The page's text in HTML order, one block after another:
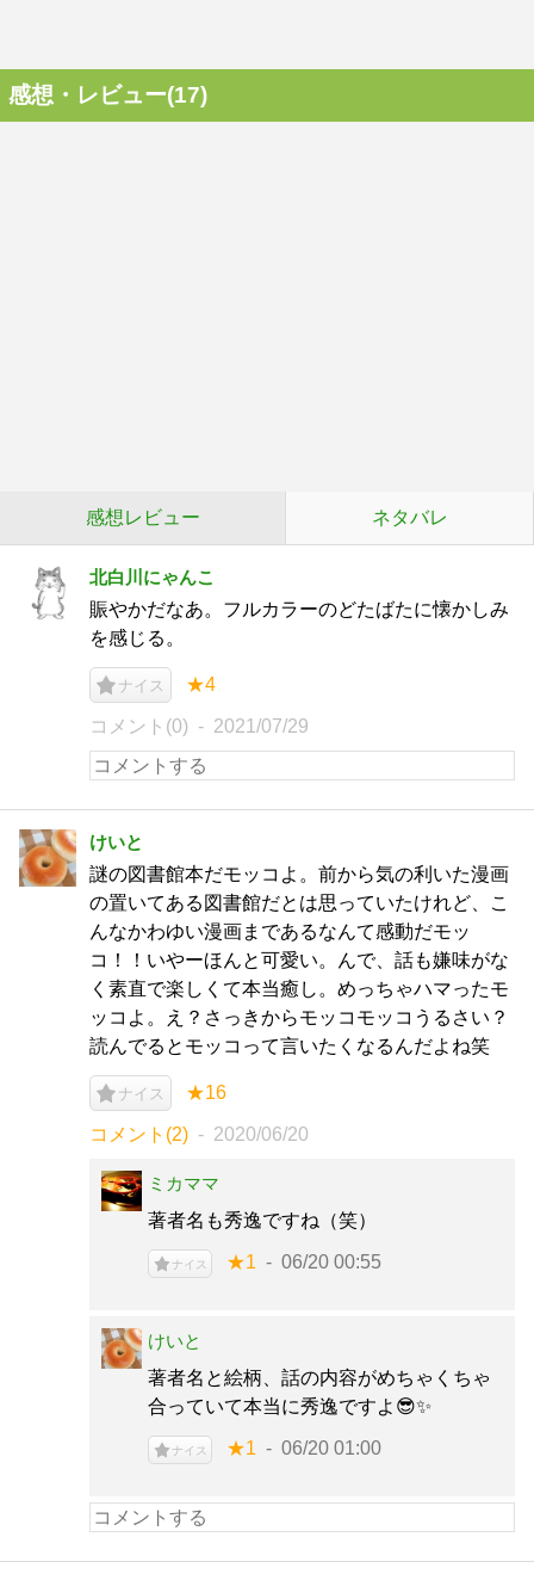
感想・レビュー(17)
感想レビュー ネタバレ
北白川にゃんこ
賑やかだなあ。フルカラーのどたばたに懐かしみ
を感じる。
ナイス ★4
コメント(0) 2021/07/29
けいと
謎の図書館本だモッコよ。前から気の利いた漫画
の置いてある図書館だとは思っていたけれど、こ
んなかわゆい漫画まであるなんて感動だモッ
コ！！いやーほんと可愛い。んで、話も嫌味がな
く素直で楽しくて本当癒し。めっちゃハマったモ
ッコよ。え？さっきからモッコモッコうるさい？
読んでるとモッコって言いたくなるんだよね笑
ナイス ★16
コメント(2) 2020/06/20
ミカママ
著者名も秀逸ですね（笑）
ナイス ★1 06/20 00:55
けいと
著者名と絵柄、話の内容がめちゃくちゃ
合っていて本当に秀逸ですよ😎✨
ナイス ★1 06/20 01:00